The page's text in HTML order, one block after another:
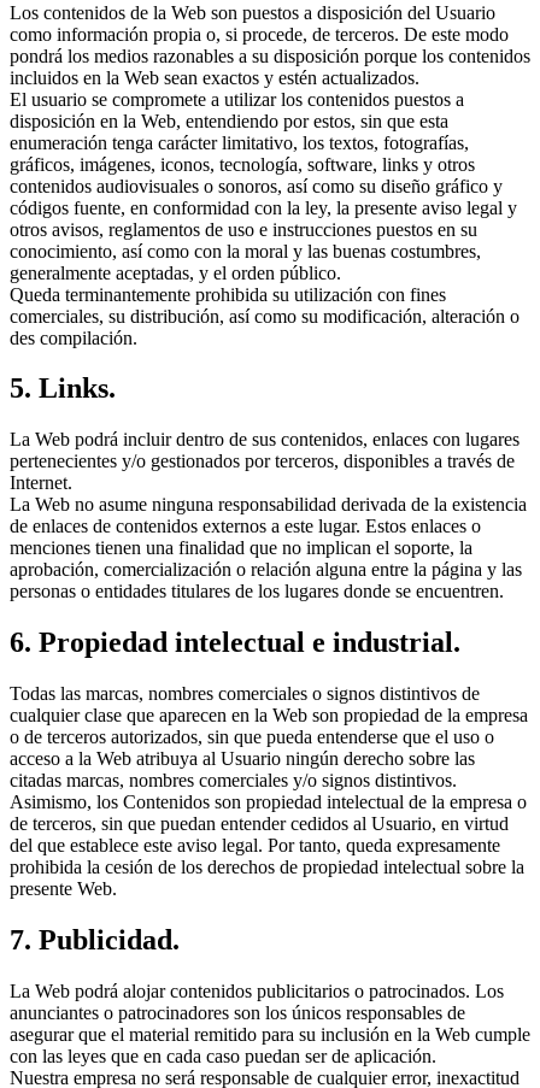
Los contenidos de la Web son puestos a disposición del Usuario
como información propia o, si procede, de terceros. De este modo
pondrá los medios razonables a su disposición porque los contenidos
incluidos en la Web sean exactos y estén actualizados.
El usuario se compromete a utilizar los contenidos puestos a
disposición en la Web, entendiendo por estos, sin que esta
enumeración tenga carácter limitativo, los textos, fotografías,
gráficos, imágenes, iconos, tecnología, software, links y otros
contenidos audiovisuales o sonoros, así como su diseño gráfico y
códigos fuente, en conformidad con la ley, la presente aviso legal y
otros avisos, reglamentos de uso e instrucciones puestos en su
conocimiento, así como con la moral y las buenas costumbres,
generalmente aceptadas, y el orden público.
Queda terminantemente prohibida su utilización con fines
comerciales, su distribución, así como su modificación, alteración o
des compilación.
5. Links.
La Web podrá incluir dentro de sus contenidos, enlaces con lugares
pertenecientes y/o gestionados por terceros, disponibles a través de
Internet.
La Web no asume ninguna responsabilidad derivada de la existencia
de enlaces de contenidos externos a este lugar. Estos enlaces o
menciones tienen una finalidad que no implican el soporte, la
aprobación, comercialización o relación alguna entre la página y las
personas o entidades titulares de los lugares donde se encuentren.
6. Propiedad intelectual e industrial.
Todas las marcas, nombres comerciales o signos distintivos de
cualquier clase que aparecen en la Web son propiedad de la empresa
o de terceros autorizados, sin que pueda entenderse que el uso o
acceso a la Web atribuya al Usuario ningún derecho sobre las
citadas marcas, nombres comerciales y/o signos distintivos.
Asimismo, los Contenidos son propiedad intelectual de la empresa o
de terceros, sin que puedan entender cedidos al Usuario, en virtud
del que establece este aviso legal. Por tanto, queda expresamente
prohibida la cesión de los derechos de propiedad intelectual sobre la
presente Web.
7. Publicidad.
La Web podrá alojar contenidos publicitarios o patrocinados. Los
anunciantes o patrocinadores son los únicos responsables de
asegurar que el material remitido para su inclusión en la Web cumple
con las leyes que en cada caso puedan ser de aplicación.
Nuestra empresa no será responsable de cualquier error, inexactitud